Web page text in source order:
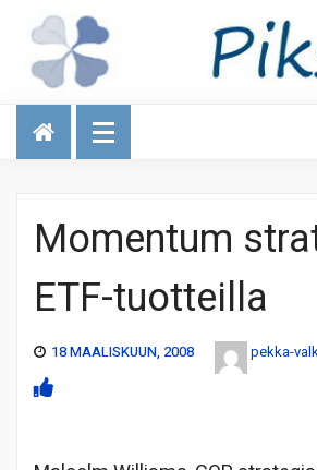
Talous
Momentum
ETF-tuotteilla
18 MAALISKUUN, 2008 pekka-